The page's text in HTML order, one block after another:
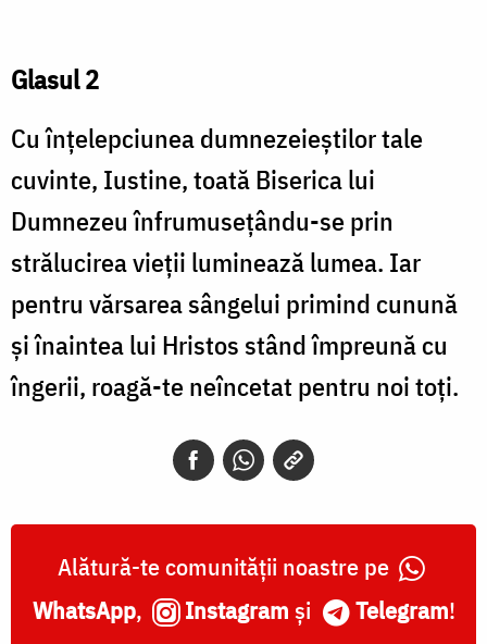
Glasul 2
Cu înţelepciunea dumnezeieştilor tale
cuvinte, Iustine, toată Biserica lui
Dumnezeu înfrumuseţându-se prin
strălucirea vieţii luminează lumea. Iar
pentru vărsarea sângelui primind cunună
şi înaintea lui Hristos stând împreună cu
îngerii, roagă-te neîncetat pentru noi toţi.
Alătură-te comunității noastre pe
WhatsApp, Instagram și Telegram!